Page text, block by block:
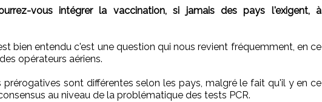
vous intégrer la vaccination, si jamais des pays l'exigent, à
bien entendu c'est une question qui nous revient fréquemment, en ce
opérateurs aériens.
prérogatives sont différentes selon les pays, malgré le fait qu'il y en ce
au niveau de la problématique des tests PCR.